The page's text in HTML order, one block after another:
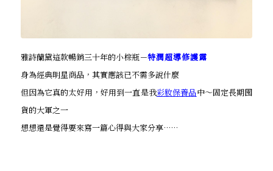
雅詩蘭黛這款暢銷三十年的小棕瓶－特潤超導修護露
身為經典明星商品，其實應該已不需多說什麼
但因為它真的太好用，好用到一直是我彩妝保養品中～固定長期囤
貨的大軍之一
想想還是覺得要來寫一篇心得與大家分享……